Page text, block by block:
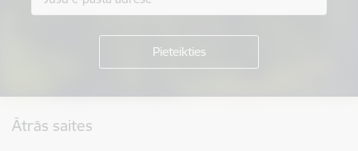
Ātrās saites